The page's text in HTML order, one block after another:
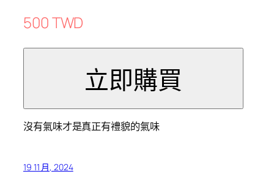
500 TWD
沒有氣味才是真正有禮貌的氣味
19 11 月, 2024